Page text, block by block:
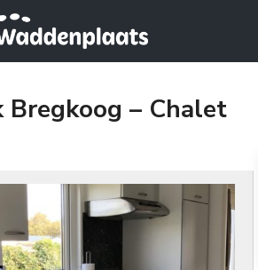
Bregkoog – Chalet